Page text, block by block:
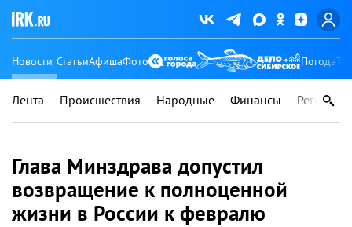
Новости СтатьиАфишаФото Погода
Лента Происшествия Народные Финансы Регионы
Глава Минздрава допустил
возвращение к полноценной
жизни в России к февралю